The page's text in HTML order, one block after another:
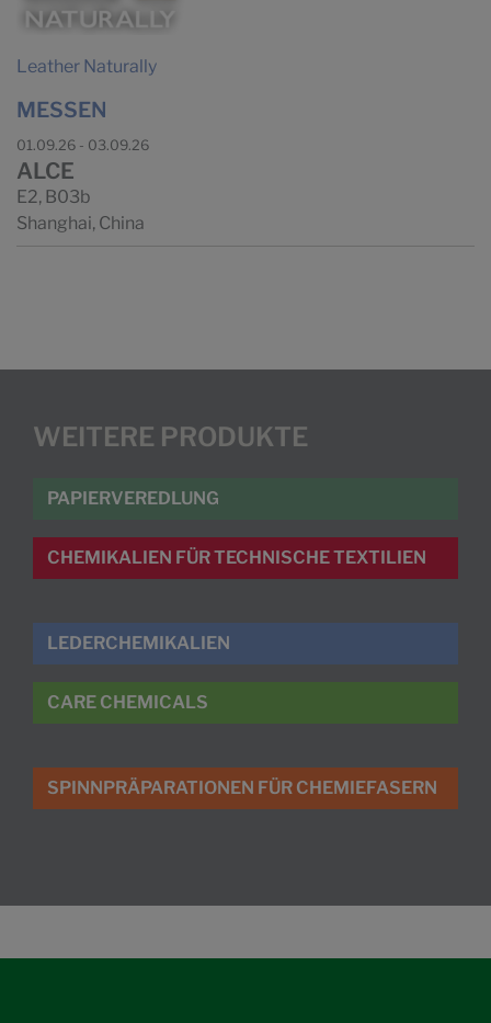
Leather Naturally
MESSEN
01.09.26 - 03.09.26
ALCE
E2, B03b
Shanghai, China
WEITERE PRODUKTE
PAPIERVEREDLUNG
CHEMIKALIEN FÜR TECHNISCHE TEXTILIEN
LEDERCHEMIKALIEN
CARE CHEMICALS
SPINNPRÄPARATIONEN FÜR CHEMIEFASERN